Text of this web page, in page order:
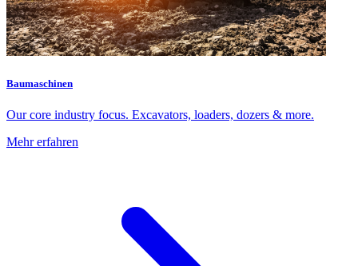
Baumaschinen
Our core industry focus. Excavators, loaders, dozers & more.
Mehr erfahren